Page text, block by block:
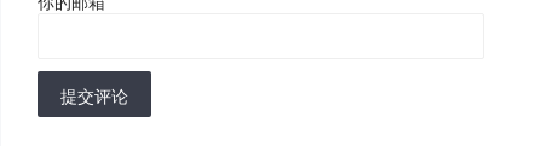
提交评论